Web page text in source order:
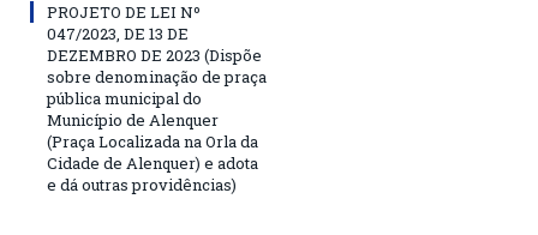
PROJETO DE LEI Nº
047/2023, DE 13 DE
DEZEMBRO DE 2023 (Dispõe
sobre denominação de praça
pública municipal do
Município de Alenquer
(Praça Localizada na Orla da
Cidade de Alenquer) e adota
e dá outras providências)